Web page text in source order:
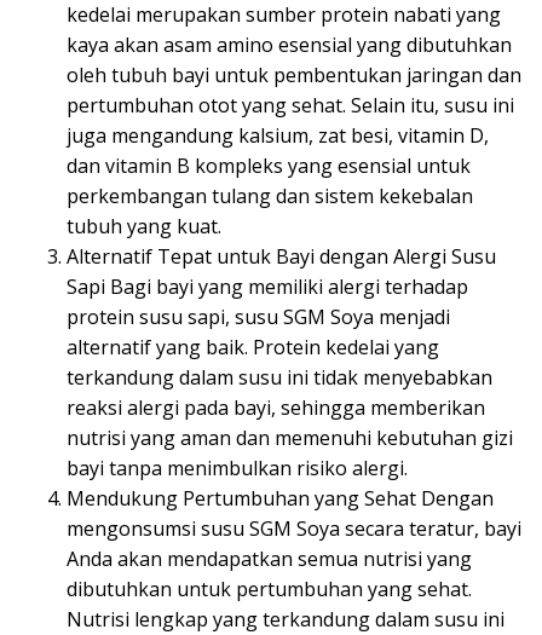
kedelai merupakan sumber protein nabati yang
kaya akan asam amino esensial yang dibutuhkan
oleh tubuh bayi untuk pembentukan jaringan dan
pertumbuhan otot yang sehat. Selain itu, susu ini
juga mengandung kalsium, zat besi, vitamin D,
dan vitamin B kompleks yang esensial untuk
perkembangan tulang dan sistem kekebalan
tubuh yang kuat.
Alternatif Tepat untuk Bayi dengan Alergi Susu
Sapi Bagi bayi yang memiliki alergi terhadap
protein susu sapi, susu SGM Soya menjadi
alternatif yang baik. Protein kedelai yang
terkandung dalam susu ini tidak menyebabkan
reaksi alergi pada bayi, sehingga memberikan
nutrisi yang aman dan memenuhi kebutuhan gizi
bayi tanpa menimbulkan risiko alergi.
Mendukung Pertumbuhan yang Sehat Dengan
mengonsumsi susu SGM Soya secara teratur, bayi
Anda akan mendapatkan semua nutrisi yang
dibutuhkan untuk pertumbuhan yang sehat.
Nutrisi lengkap yang terkandung dalam susu ini